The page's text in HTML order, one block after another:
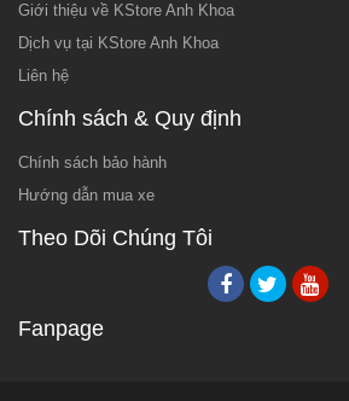
Giới thiệu về KStore Anh Khoa
Dịch vụ tại KStore Anh Khoa
Liên hệ
Chính sách & Quy định
Chính sách bảo hành
Hướng dẫn mua xe
Theo Dõi Chúng Tôi
Fanpage